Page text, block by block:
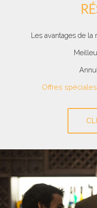
Les avantages de la
Offres